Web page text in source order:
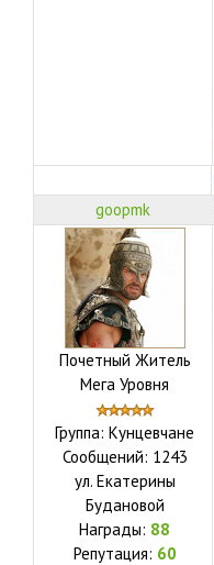
goopmk
Почетный Житель
Мега Уровня
Группа: Кунцевчане
Сообщений: 1243
ул. Екатерины
Будановой
Награды: 88
Репутация: 60